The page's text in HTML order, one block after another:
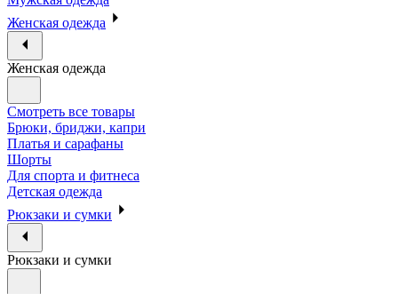
Женская одежда
Женская одежда
Смотреть все товары
Брюки, бриджи, капри
Платья и сарафаны
Шорты
Для спорта и фитнеса
Детская одежда
Рюкзаки и сумки
Рюкзаки и сумки